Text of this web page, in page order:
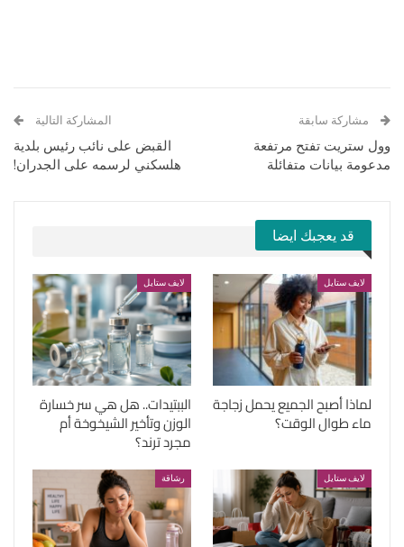
مشاركة سابقة
وول ستريت تفتح مرتفعة
مدعومة بيانات متفائلة
المشاركة التالية
القبض على نائب رئيس بلدية
هلسكني لرسمه على الجدران!
قد يعجبك ايضا
لايف ستايل
لماذا أصبح الجميع يحمل زجاجة
ماء طوال الوقت؟
لايف ستايل
الببتيدات.. هل هي سر خسارة
الوزن وتأخير الشيخوخة أم
مجرد ترند؟
لايف ستايل رشاقة